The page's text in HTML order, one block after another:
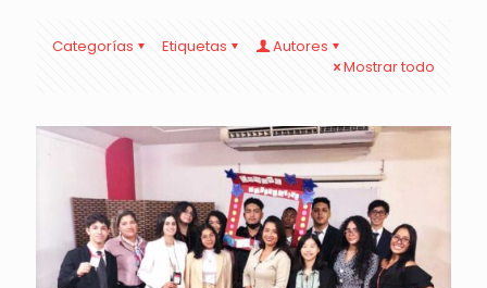
Categorías Etiquetas
Autores
Mostrar todo